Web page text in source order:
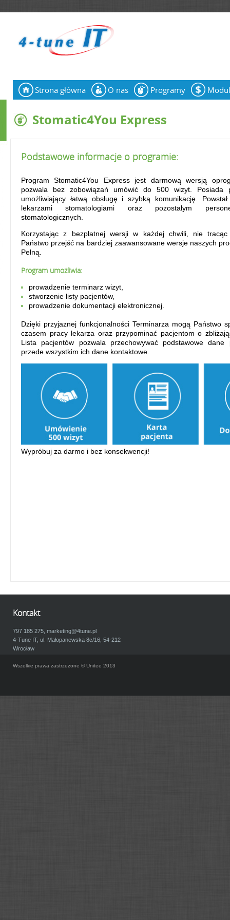
Stomatic4You Express
Podstawowe informacje o programie:
Program Stomatic4You Express jest darmową wersją
pozwala bez zobowiązań umówić do 500 wizyt. Posiada
umożliwiający łatwą obsługę i szybką komunikację.
lekarzami stomatologiami oraz pozostałym
stomatologicznych.
Korzystając z bezpłatnej wersji w każdej chwili, nie
Państwo przejść na bardziej zaawansowane wersje naszych
Pełną.
Program umożliwia:
prowadzenie terminarz wizyt,
stworzenie listy pacjentów,
prowadzenie dokumentacji elektronicznej.
Dzięki przyjaznej funkcjonalności Terminarza mogą Państwo
czasem pracy lekarza oraz przypominać pacjentom o
Lista pacjentów pozwala przechowywać podstawowe dane
przede wszystkim ich dane kontaktowe.
Wypróbuj za darmo i bez konsekwencji!
N
w
a
c
a
Strona główna O nas Programy
Kontakt
797 185 275, marketing@4tune.pl
4-Tune IT, ul. Małopanewska 8c/16, 54-212
Wrocław
Wszelkie prawa zastrzeżone © Unitee 2013